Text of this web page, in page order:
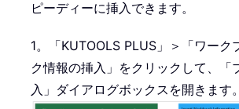
ピーディーに挿入できます。
1。「KUTOOLS PLUS」＞「ワーク
ク情報の挿入」をクリックして、「
入」ダイアログボックスを開きます。